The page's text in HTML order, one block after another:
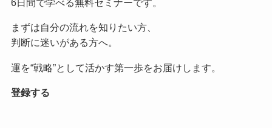
6日間で学べる無料セミナーです。
まずは自分の流れを知りたい方、
判断に迷いがある方へ。
運を“戦略”として活かす第一歩をお届けします。
登録する